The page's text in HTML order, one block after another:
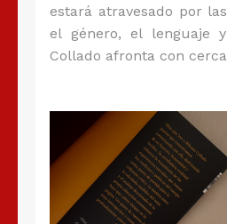
estará atravesado por
el género, el lenguaje
Collado afronta con